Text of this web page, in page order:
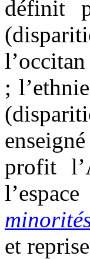
définit
;
profit
et